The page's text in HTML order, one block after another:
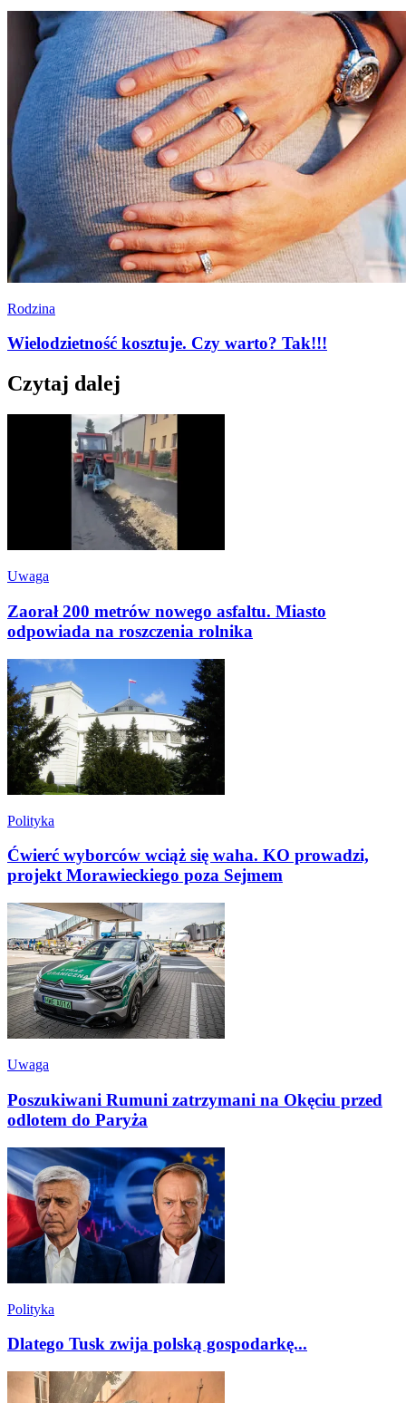
Rodzina
Wielodzietność kosztuje. Czy warto? Tak!!!
Czytaj dalej
Uwaga
Zaorał 200 metrów nowego asfaltu. Miasto
odpowiada na roszczenia rolnika
Polityka
Ćwierć wyborców wciąż się waha. KO prowadzi,
projekt Morawieckiego poza Sejmem
Uwaga
Poszukiwani Rumuni zatrzymani na Okęciu przed
odlotem do Paryża
Polityka
Dlatego Tusk zwija polską gospodarkę...